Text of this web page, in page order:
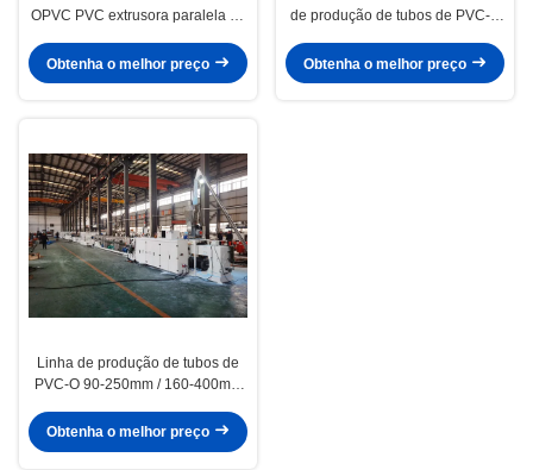
OPVC PVC extrusora paralela de
alta capacidade de saída e
menos potência
Obtenha o melhor preço
de produção de tubos de PVC-O
extrusão de tubos de O-PVC
Obtenha o melhor preço
Linha de produção de tubos de
PVC-O 90-250mm / 160-400mm
de PVC O confiável
Obtenha o melhor preço